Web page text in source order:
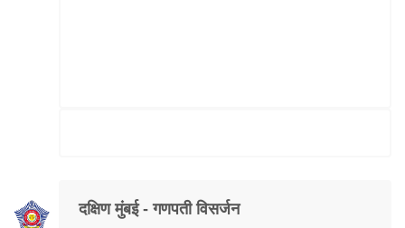
दक्षिण मुंबई - गणपती विसर्जन